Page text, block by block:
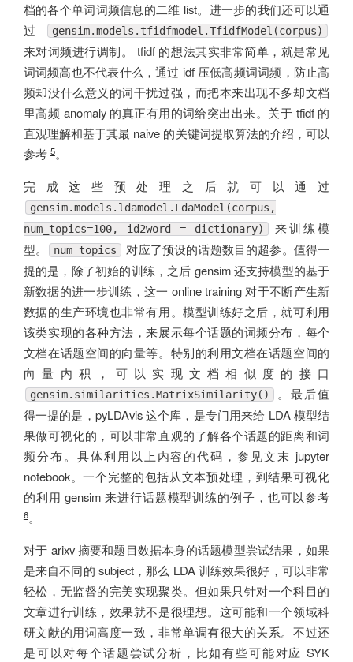
档的各个单词词频信息的二维 list。进一步的我们还可以通
过
gensim.models.tfidfmodel.TfidfModel(corpus)
来对词频进行调制。 tfidf 的想法其实非常简单，就是常见
词词频高也不代表什么，通过 idf 压低高频词词频，防止高
频却没什么意义的词干扰过强，而把本来出现不多却文档
里高频 anomaly 的真正有用的词给突出出来。关于 tfidf 的
直观理解和基于其最 naive 的关键词提取算法的介绍，可以
参考5。
完成这些预处理之后就可以通过
gensim.models.ldamodel.LdaModel(corpus,
num_topics=100, id2word = dictionary)
来训练模
型。
num_topics
对应了预设的话题数目的超参。值得一
提的是，除了初始的训练，之后 gensim 还支持模型的基于
新数据的进一步训练，这一 online training 对于不断产生新
数据的生产环境也非常有用。模型训练好之后，就可利用
该类实现的各种方法，来展示每个话题的词频分布，每个
文档在话题空间的向量等。特别的利用文档在话题空间的
向量内积，可以实现文档相似度的接口
gensim.similarities.MatrixSimilarity()
。最后值
得一提的是，pyLDAvis 这个库，是专门用来给 LDA 模型结
果做可视化的，可以非常直观的了解各个话题的距离和词
频分布。具体利用以上内容的代码，参见文末 jupyter
notebook。一个完整的包括从文本预处理，到结果可视化
的利用 gensim 来进行话题模型训练的例子，也可以参考
6。
对于 arixv 摘要和题目数据本身的话题模型尝试结果，如果
是来自不同的 subject，那么 LDA 训练效果很好，可以非常
轻松，无监督的完美实现聚类。但如果只针对一个科目的
文章进行训练，效果就不是很理想。这可能和一个领域科
研文献的用词高度一致，非常单调有很大的关系。不过还
是可以对每个话题尝试分析，比如有些可能对应 SYK